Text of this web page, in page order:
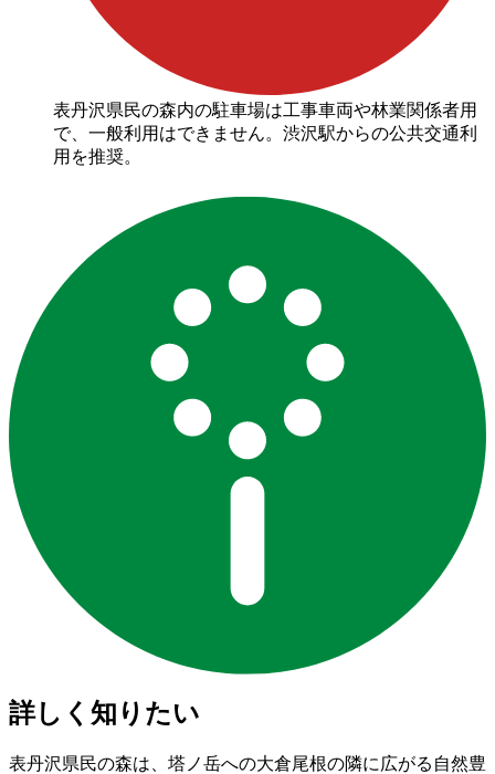
表丹沢県民の森内の駐車場は工事車両や林業関係者用
で、一般利用はできません。渋沢駅からの公共交通利
用を推奨。
詳しく知りたい
表丹沢県民の森は、塔ノ岳への大倉尾根の隣に広がる自然豊